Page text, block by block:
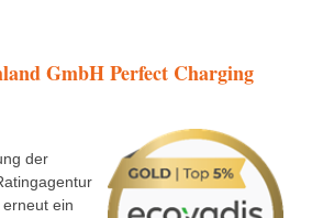
GmbH Perfect Charging
der
ein